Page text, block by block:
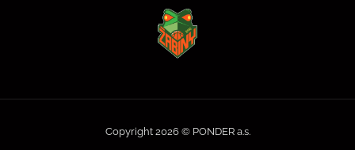
Copyright 2026 © PONDER a.s.